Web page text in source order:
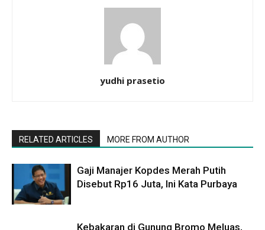
yudhi prasetio
RELATED ARTICLES MORE FROM AUTHOR
Gaji Manajer Kopdes Merah Putih
Disebut Rp16 Juta, Ini Kata Purbaya
Kebakaran di Gunung Bromo Meluas,